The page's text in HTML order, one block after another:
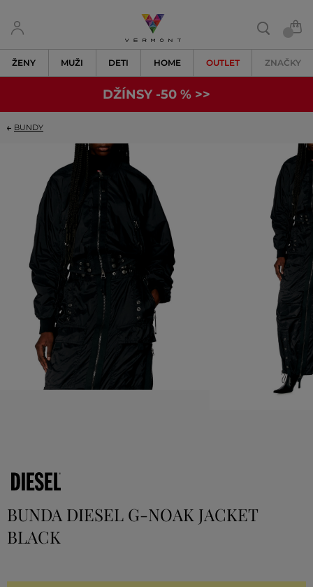
ŽENY MUŽI DETI HOME OUTLET ZNAČKY
DŽÍNSY -50 % >>
BUNDY
BUNDA DIESEL G-NOAK JACKET
BLACK